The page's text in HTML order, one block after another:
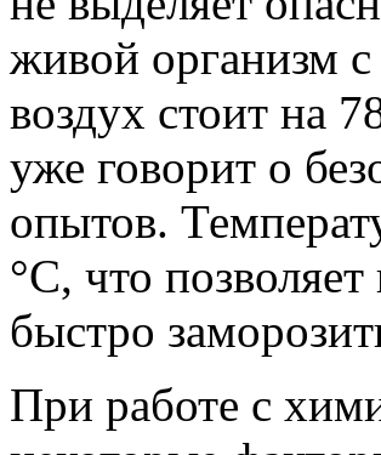
живой организм
воздух стоит на
уже говорит о
опытов.
°C, что
быстро
При работе с